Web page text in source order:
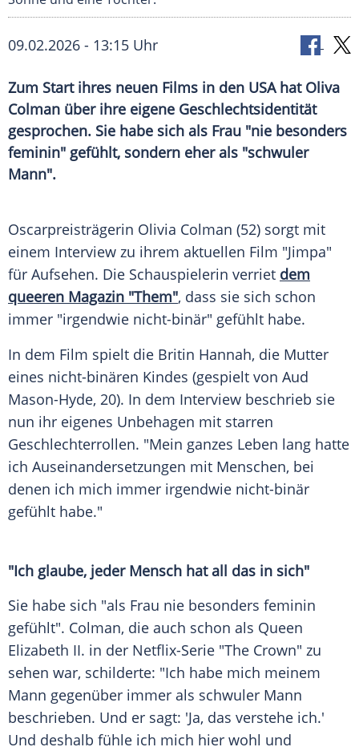
09.02.2026 - 13:15 Uhr
Zum Start ihres neuen Films in den USA hat Oliva
Colman über ihre eigene Geschlechtsidentität
gesprochen. Sie habe sich als Frau "nie besonders
feminin" gefühlt, sondern eher als "schwuler
Mann".
Oscarpreisträgerin Olivia Colman (52) sorgt mit
einem Interview zu ihrem aktuellen Film "Jimpa"
für Aufsehen. Die Schauspielerin verriet dem
queeren Magazin "Them", dass sie sich schon
immer "irgendwie nicht-binär" gefühlt habe.
In dem Film spielt die Britin Hannah, die Mutter
eines nicht-binären Kindes (gespielt von Aud
Mason-Hyde, 20). In dem Interview beschrieb sie
nun ihr eigenes Unbehagen mit starren
Geschlechterrollen. "Mein ganzes Leben lang hatte
ich Auseinandersetzungen mit Menschen, bei
denen ich mich immer irgendwie nicht-binär
gefühlt habe."
"Ich glaube, jeder Mensch hat all das in sich"
Sie habe sich "als Frau nie besonders feminin
gefühlt". Colman, die auch schon als Queen
Elizabeth II. in der Netflix-Serie "The Crown" zu
sehen war, schilderte: "Ich habe mich meinem
Mann gegenüber immer als schwuler Mann
beschrieben. Und er sagt: 'Ja, das verstehe ich.'
Und deshalb fühle ich mich hier wohl und